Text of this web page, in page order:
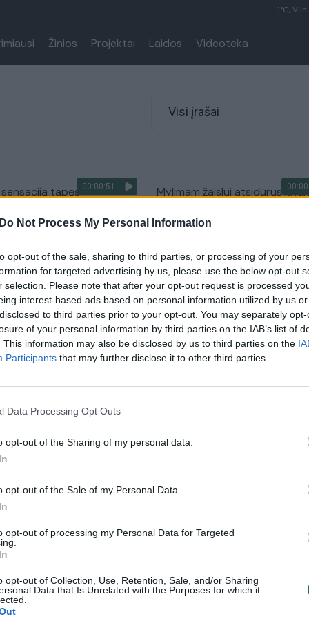
Do Not Process My Personal Information
opt-out of the sale, sharing to third parties, or processing of your
for targeted advertising by us, please use the below opt-out
selection. Please note that after your opt-out request is processed
interest-based ads based on personal information utilized by us
to third parties prior to your opt-out. You may separately
of your personal information by third parties on the IAB’s list of
This information may also be disclosed by us to third parties on the
Participants that may further disclose it to other third parties.
Data Processing Opt Outs
opt-out of the Sharing of my personal data.
opt-out of the Sale of my Personal Data.
opt-out of processing my Personal Data for Targeted
opt-out of Collection, Use, Retention, Sale, and/or Sharing
Data that Is Unrelated with the Purposes for which it
1°C,
Žinios Projektai Laidos Videoteka
Visi įrašai
00:00:51
tapęs
orangutanas iš IKEA
Mylimam žaislui atsidūrus
pamatykite, kaip pergyveno
Žinios Augintinis
augintinio širdį
stebėjo gamybos
kantriai laukė rezultato
Itin apgaulingas pliušinis
pūkuotas augintinio kailis
medvilnės pluoštą
bet žada sugrįžti
Pamačiusi, ką veikia šunelis,
negalėjo nefilmuoti – istorija
00:01:20
nepaprastą pliušinį
negalėjo sutramdyti
būdas
Šeimininkė sugalvojo
Žinios Augintinis